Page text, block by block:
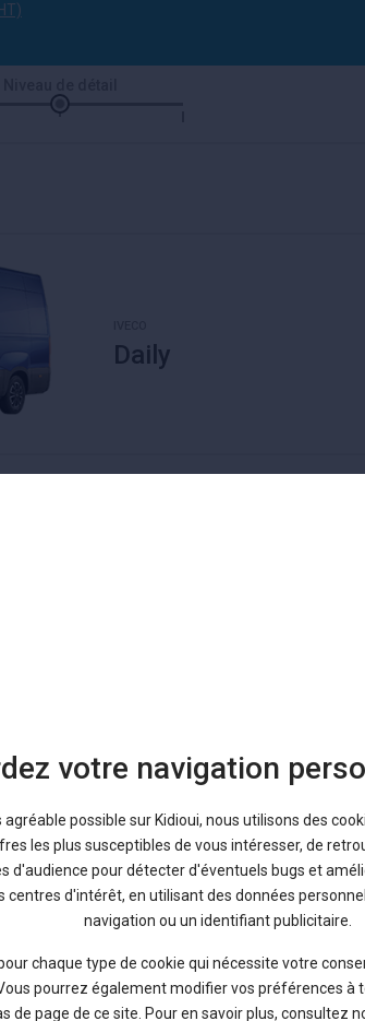
Daily
que les prix du modèle qui vous intéresse :
votre navigation
possible sur Kidioui, nous utilisons des
les plus susceptibles de vous intéresser, de
d'audience pour détecter d'éventuels bugs et
d'intérêt, en utilisant des données
navigation ou un identifiant publicitaire.
chaque type de cookie qui nécessite votre
Vous pourrez également modifier vos préférences
de page de ce site. Pour en savoir plus, consultez